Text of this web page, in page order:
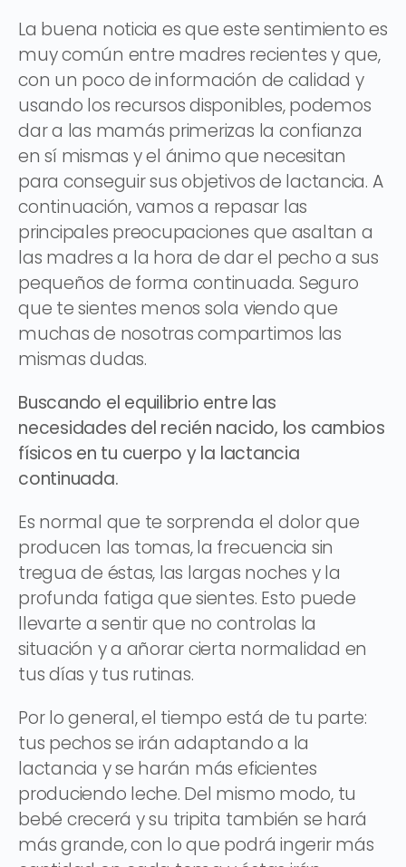
La buena noticia es que este sentimiento es
muy común entre madres recientes y que,
con un poco de información de calidad y
usando los recursos disponibles, podemos
dar a las mamás primerizas la confianza
en sí mismas y el ánimo que necesitan
para conseguir sus objetivos de lactancia. A
continuación, vamos a repasar las
principales preocupaciones que asaltan a
las madres a la hora de dar el pecho a sus
pequeños de forma continuada. Seguro
que te sientes menos sola viendo que
muchas de nosotras compartimos las
mismas dudas.
Buscando el equilibrio entre las
necesidades del recién nacido, los cambios
físicos en tu cuerpo y la lactancia
continuada.
Es normal que te sorprenda el dolor que
producen las tomas, la frecuencia sin
tregua de éstas, las largas noches y la
profunda fatiga que sientes. Esto puede
llevarte a sentir que no controlas la
situación y a añorar cierta normalidad en
tus días y tus rutinas.
Por lo general, el tiempo está de tu parte:
tus pechos se irán adaptando a la
lactancia y se harán más eficientes
produciendo leche. Del mismo modo, tu
bebé crecerá y su tripita también se hará
más grande, con lo que podrá ingerir más